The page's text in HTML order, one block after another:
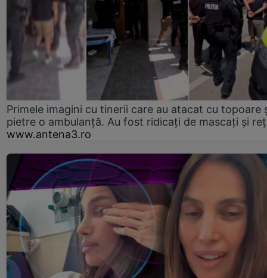
Primele imagini cu tinerii care au atacat cu topoare
pietre o ambulanță. Au fost ridicați de mascați și
www.antena3.ro